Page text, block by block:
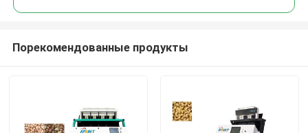
Порекомендованные продукты